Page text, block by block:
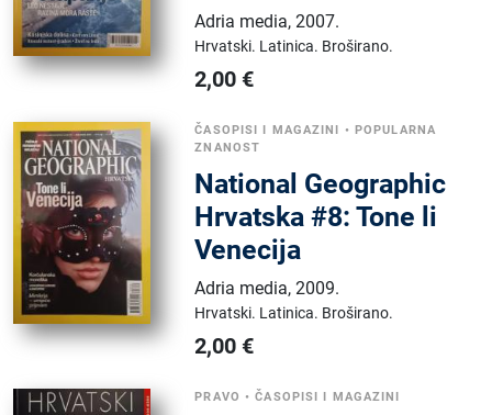
Adria media,2007.
Hrvatski. Latinica. Broširano.
2,00 €
ČASOPISI I MAGAZINI • POPULARNA
ZNANOST
National Geographic
Hrvatska #8: Tone li
Venecija
Adria media,2009.
Hrvatski. Latinica. Broširano.
2,00 €
PRAVO •ČASOPISI I MAGAZINI